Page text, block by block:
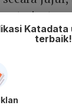
satu
amanat
tentang
dan
terbaik!